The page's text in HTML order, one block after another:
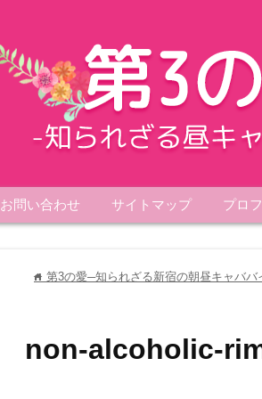
お問い合わせ サイトマップ プロ
home 第3の愛─知られざる新宿の朝昼キャババ
non-alcoholic-